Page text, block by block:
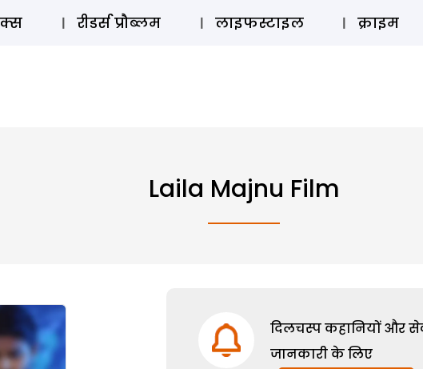
ऑडियो
रीडर्स प्रौब्लम लाइफस्टाइल क्राइम
Laila Majnu Film
दिलचस्प कहानियों और
जानकारी के लिए